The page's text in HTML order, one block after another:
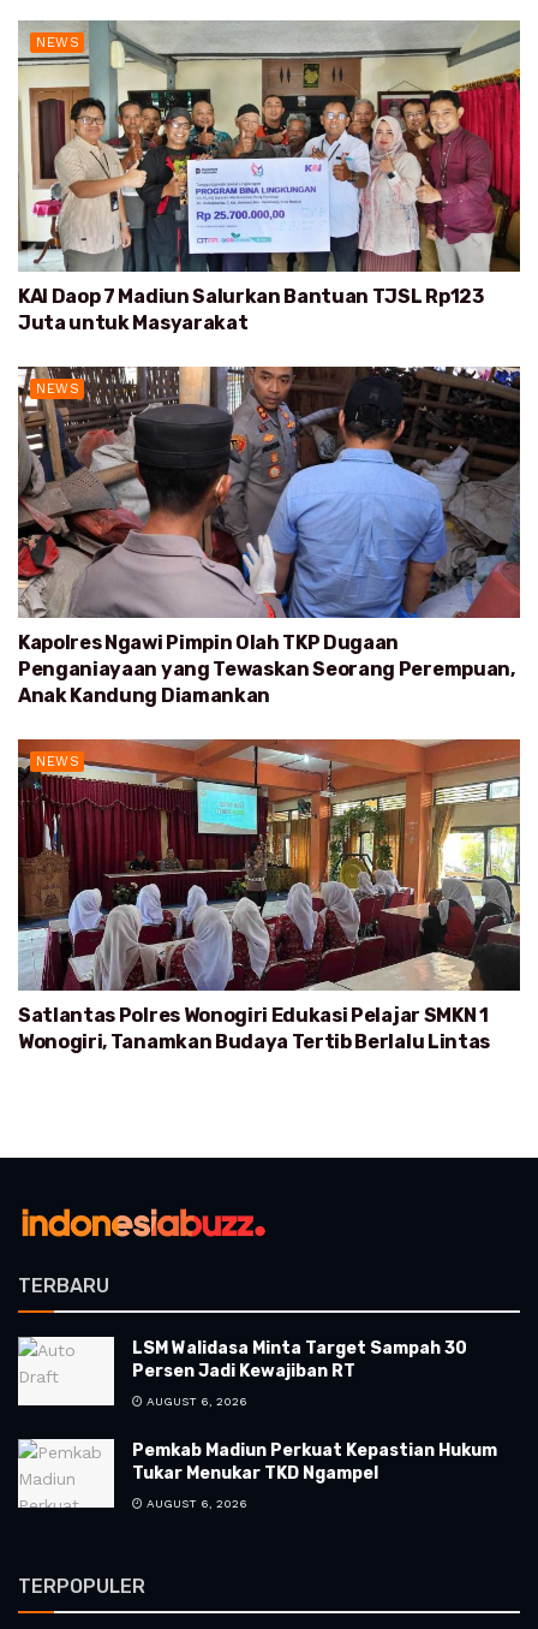
NEWS
KAI Daop 7 Madiun Salurkan Bantuan TJSL Rp123
Juta untuk Masyarakat
NEWS
Kapolres Ngawi Pimpin Olah TKP Dugaan
Penganiayaan yang Tewaskan Seorang Perempuan,
Anak Kandung Diamankan
NEWS
Satlantas Polres Wonogiri Edukasi Pelajar SMKN 1
Wonogiri, Tanamkan Budaya Tertib Berlalu Lintas
TERBARU
LSM Walidasa Minta Target Sampah 30
Persen Jadi Kewajiban RT
AUGUST 6, 2026
Pemkab Madiun Perkuat Kepastian Hukum
Tukar Menukar TKD Ngampel
AUGUST 6, 2026
TERPOPULER